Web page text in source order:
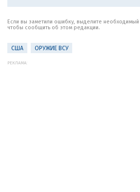
Если вы заметили ошибку, выделите необходимый
чтобы сообщить об этом редакции.
США ОРУЖИЕ ВСУ
РЕКЛАМА: